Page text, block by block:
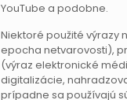
YouTube a podobne.
Niektoré použité výrazy
epocha netvarovosti),
(výraz elektronické
digitalizácie,
prípadne sa používajú